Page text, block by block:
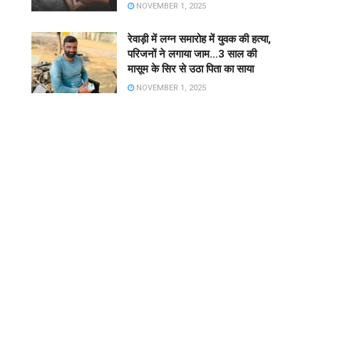
NOVEMBER 1, 2025
रेवाड़ी में लग्न समारोह में युवक की हत्या,
परिजनों ने लगाया जाम…3 साल की
मासूम के सिर से उठा पिता का साया
NOVEMBER 1, 2025